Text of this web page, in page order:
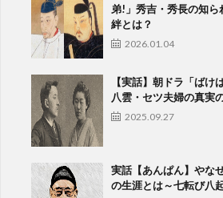
弟!」秀吉・秀長の知ら
絆とは？
2026.01.04
【実話】朝ドラ「ばけ
八雲・セツ夫婦の真実
2025.09.27
実話【あんぱん】やな
の生涯とは～七転び八